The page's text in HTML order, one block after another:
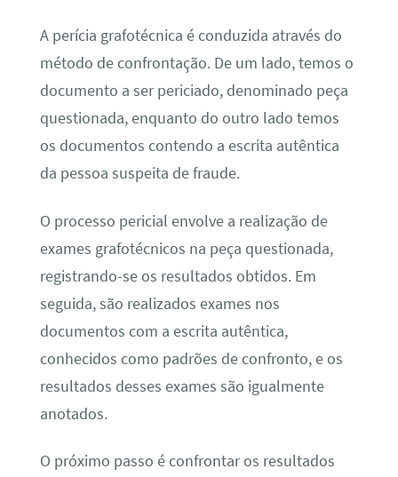
A perícia grafotécnica é conduzida através do
método de confrontação. De um lado, temos o
documento a ser periciado, denominado peça
questionada, enquanto do outro lado temos
os documentos contendo a escrita autêntica
da pessoa suspeita de fraude.
O processo pericial envolve a realização de
exames grafotécnicos na peça questionada,
registrando-se os resultados obtidos. Em
seguida, são realizados exames nos
documentos com a escrita autêntica,
conhecidos como padrões de confronto, e os
resultados desses exames são igualmente
anotados.
O próximo passo é confrontar os resultados